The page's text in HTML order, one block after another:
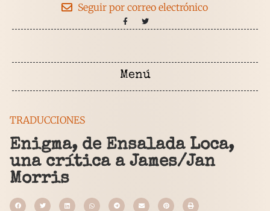
Seguir por correo electrónico
TRADUCCIONES
Enigma, de Ensalada Loca,
una crítica a James/Jan
Morris